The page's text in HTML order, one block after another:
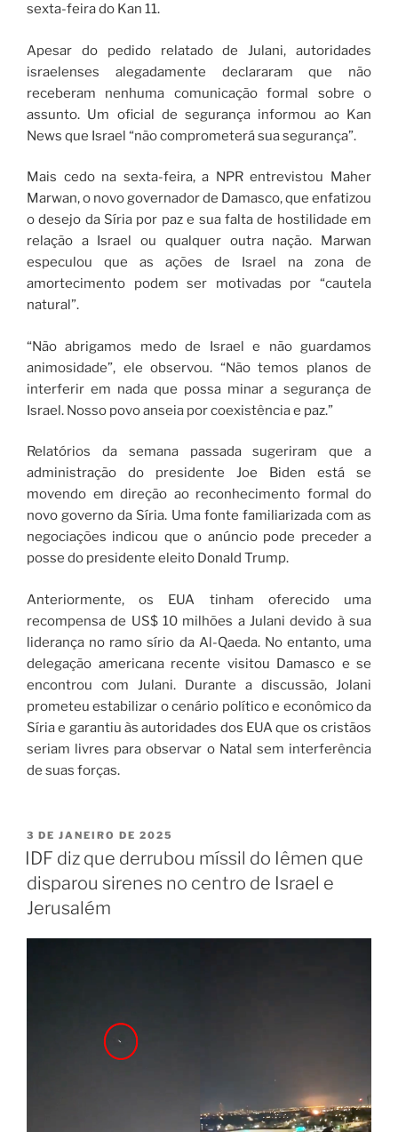
sexta-feira do Kan 11.
Apesar do pedido relatado de Julani, autoridades
israelenses alegadamente declararam que não
receberam nenhuma comunicação formal sobre o
assunto. Um oficial de segurança informou ao Kan
News que Israel “não comprometerá sua segurança”.
Mais cedo na sexta-feira, a NPR entrevistou Maher
Marwan, o novo governador de Damasco, que enfatizou
o desejo da Síria por paz e sua falta de hostilidade em
relação a Israel ou qualquer outra nação. Marwan
especulou que as ações de Israel na zona de
amortecimento podem ser motivadas por “cautela
natural”.
“Não abrigamos medo de Israel e não guardamos
animosidade”, ele observou. “Não temos planos de
interferir em nada que possa minar a segurança de
Israel. Nosso povo anseia por coexistência e paz.”
Relatórios da semana passada sugeriram que a
administração do presidente Joe Biden está se
movendo em direção ao reconhecimento formal do
novo governo da Síria. Uma fonte familiarizada com as
negociações indicou que o anúncio pode preceder a
posse do presidente eleito Donald Trump.
Anteriormente, os EUA tinham oferecido uma
recompensa de US$ 10 milhões a Julani devido à sua
liderança no ramo sírio da Al-Qaeda. No entanto, uma
delegação americana recente visitou Damasco e se
encontrou com Julani. Durante a discussão, Jolani
prometeu estabilizar o cenário político e econômico da
Síria e garantiu às autoridades dos EUA que os cristãos
seriam livres para observar o Natal sem interferência
de suas forças.
3 DE JANEIRO DE 2025
IDF diz que derrubou míssil do Iêmen que
disparou sirenes no centro de Israel e
Jerusalém